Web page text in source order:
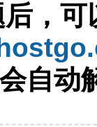
，可
自动